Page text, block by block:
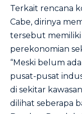
Terkait rencana
Cabe, dirinya
tersebut
perekonomian
“Meski belum
pusat-pusat
di sekitar
dilihat seberapa